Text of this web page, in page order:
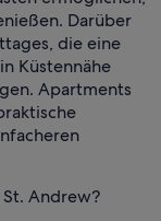
Darüber
die eine
Küstennähe
Apartments
Andrew?